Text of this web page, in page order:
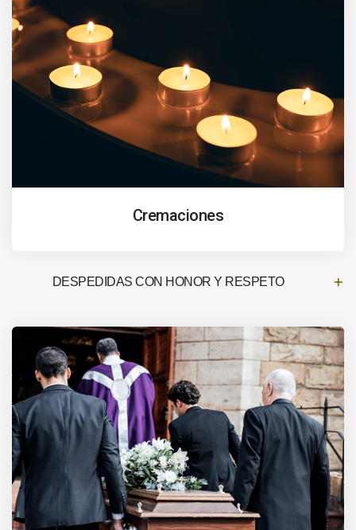
Cremaciones
DESPEDIDAS CON HONOR Y RESPETO